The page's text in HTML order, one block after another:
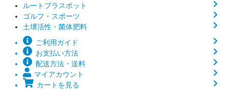
ルートプラスポット
ゴルフ・スポーツ
土壌活性・菌体肥料
ご利用ガイド
お支払い方法
配送方法・送料
マイアカウント
カートを見る